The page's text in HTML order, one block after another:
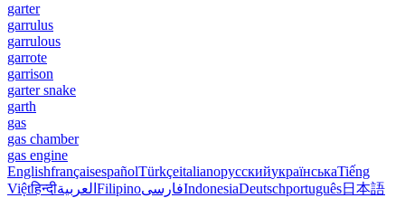
garter
garrulus
garrulous
garrote
garrison
garter snake
garth
gas
gas chamber
gas engine
EnglishfrançaisespañolTürkçeitalianoрусскийукраїнськаTiếng
Việtहिन्दीالعربية FilipinoفارسیIndonesiaDeutschportuguês日本語